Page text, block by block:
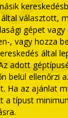
választott,
gépet
, vagy hozza
által
adott
belül ellenőrzi
Ha az ajánlat
a típust